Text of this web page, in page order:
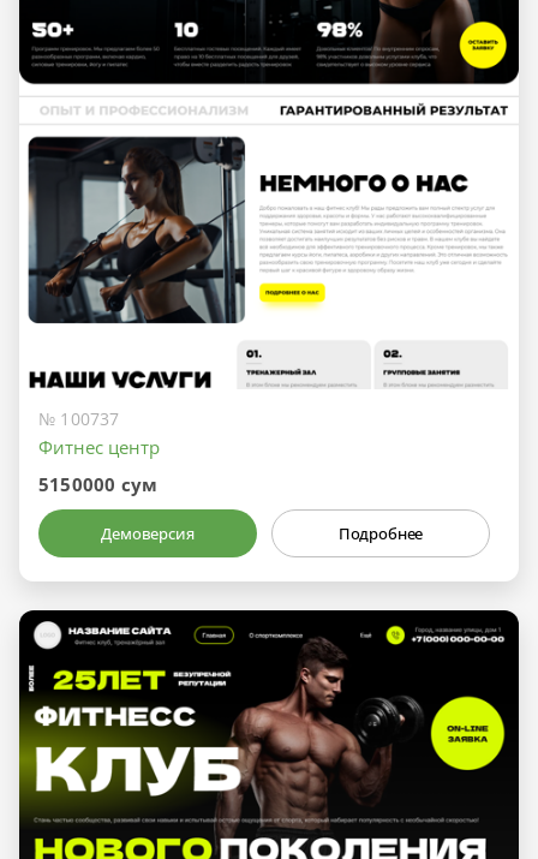
№ 100737
Фитнес центр
5150000 сум
Демоверсия Подробнее